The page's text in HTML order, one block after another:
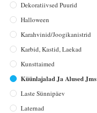
Dekoratiivsed Puurid
Halloween
Karahvinid/joogikanistrid
Karbid, Kastid, Laekad
Kunsttaimed
Küünlajalad Ja Alused Jms
Laste Sünnipäev
Laternad